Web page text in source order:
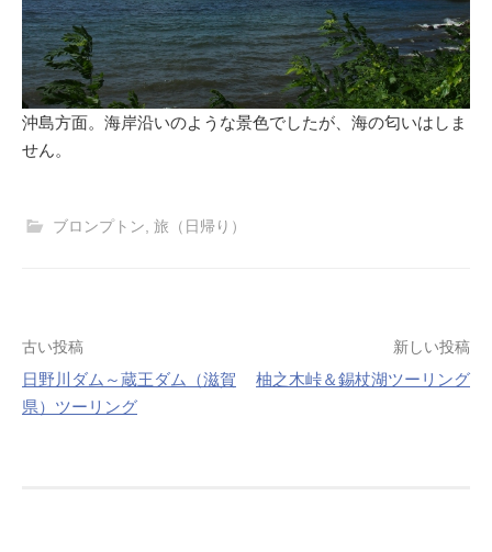
沖島方面。海岸沿いのような景色でしたが、海の匂いはしま
せん。
ブロンプトン, 旅（日帰り）
投
稿
ナ
ビ
古い投稿
日野川ダム～蔵王ダム（滋賀
県）ツーリング
新しい投稿
柚之木峠＆錫杖湖ツーリング